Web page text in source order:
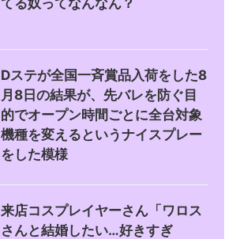
Dステが全国一斉賞品入荷をした8
月8日の結果が、先バレを防ぐ目
的でオープン時間ごとに全台対象
機種を変えるというナイスプレー
をした模様
来店コスプレイヤーさん「ワロス
さんと結婚したい…好きすぎ